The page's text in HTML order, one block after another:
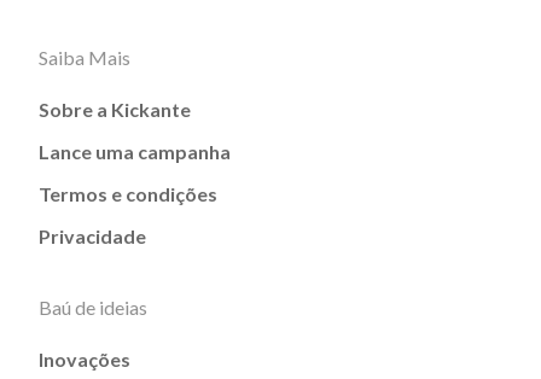
Saiba Mais
Sobre a Kickante
Lance uma campanha
Termos e condições
Privacidade
Baú de ideias
Inovações